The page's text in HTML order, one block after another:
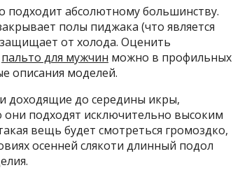
подходит абсолютному большинству.
полы пиджака (что является
от холода. Оценить
пальто для мужчин можно в профильных
описания моделей.
доходящие до середины икры,
подходят исключительно высоким
вещь будет смотреться громоздко,
осенней слякоти длинный подол